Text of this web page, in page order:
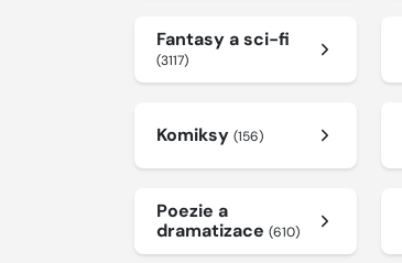
Fantasy a sci-fi
(3117)
Komiksy (156)
Poezie a
dramatizace (610)